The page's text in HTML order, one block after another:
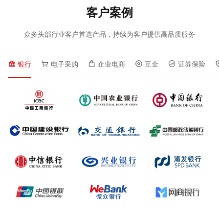
客户案例
众多头部行业客户首选产品，持续为客户提供高品质服务
银行 电子采购 企业电商 互金 证券保险